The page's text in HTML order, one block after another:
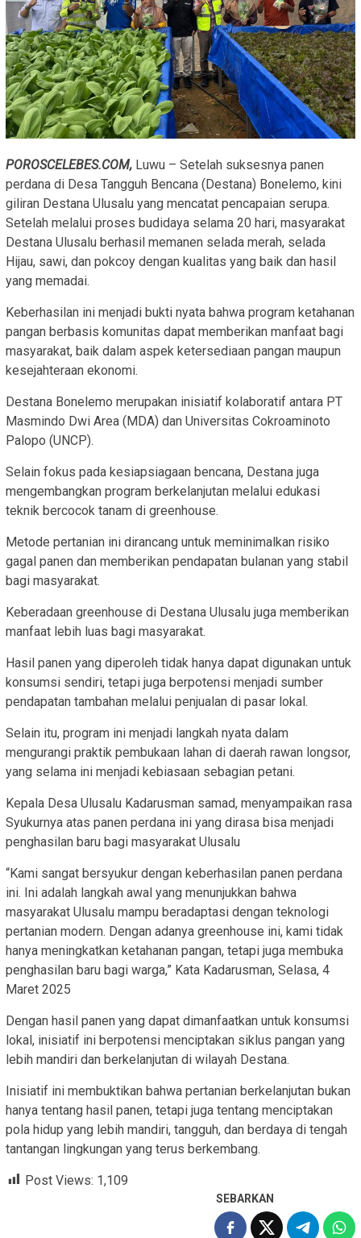
POROSCELEBES.COM, Luwu – Setelah suksesnya panen
perdana di Desa Tangguh Bencana (Destana) Bonelemo, kini
giliran Destana Ulusalu yang mencatat pencapaian serupa.
Setelah melalui proses budidaya selama 20 hari, masyarakat
Destana Ulusalu berhasil memanen selada merah, selada
Hijau, sawi, dan pokcoy dengan kualitas yang baik dan hasil
yang memadai.
Keberhasilan ini menjadi bukti nyata bahwa program ketahanan
pangan berbasis komunitas dapat memberikan manfaat bagi
masyarakat, baik dalam aspek ketersediaan pangan maupun
kesejahteraan ekonomi.
Destana Bonelemo merupakan inisiatif kolaboratif antara PT
Masmindo Dwi Area (MDA) dan Universitas Cokroaminoto
Palopo (UNCP).
Selain fokus pada kesiapsiagaan bencana, Destana juga
mengembangkan program berkelanjutan melalui edukasi
teknik bercocok tanam di greenhouse.
Metode pertanian ini dirancang untuk meminimalkan risiko
gagal panen dan memberikan pendapatan bulanan yang stabil
bagi masyarakat.
Keberadaan greenhouse di Destana Ulusalu juga memberikan
manfaat lebih luas bagi masyarakat.
Hasil panen yang diperoleh tidak hanya dapat digunakan untuk
konsumsi sendiri, tetapi juga berpotensi menjadi sumber
pendapatan tambahan melalui penjualan di pasar lokal.
Selain itu, program ini menjadi langkah nyata dalam
mengurangi praktik pembukaan lahan di daerah rawan longsor,
yang selama ini menjadi kebiasaan sebagian petani.
Kepala Desa Ulusalu Kadarusman samad, menyampaikan rasa
Syukurnya atas panen perdana ini yang dirasa bisa menjadi
penghasilan baru bagi masyarakat Ulusalu
“Kami sangat bersyukur dengan keberhasilan panen perdana
ini. Ini adalah langkah awal yang menunjukkan bahwa
masyarakat Ulusalu mampu beradaptasi dengan teknologi
pertanian modern. Dengan adanya greenhouse ini, kami tidak
hanya meningkatkan ketahanan pangan, tetapi juga membuka
penghasilan baru bagi warga,” Kata Kadarusman, Selasa, 4
Maret 2025
Dengan hasil panen yang dapat dimanfaatkan untuk konsumsi
lokal, inisiatif ini berpotensi menciptakan siklus pangan yang
lebih mandiri dan berkelanjutan di wilayah Destana.
Inisiatif ini membuktikan bahwa pertanian berkelanjutan bukan
hanya tentang hasil panen, tetapi juga tentang menciptakan
pola hidup yang lebih mandiri, tangguh, dan berdaya di tengah
tantangan lingkungan yang terus berkembang.
Post Views: 1,109
SEBARKAN